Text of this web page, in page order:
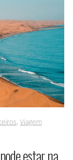
, Viagem
estar na